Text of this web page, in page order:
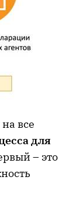
все
для
– это